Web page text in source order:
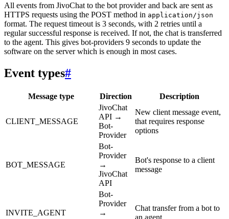
All events from JivoChat to the bot provider and back are sent as
HTTPS requests using the POST method in application/json
format. The request timeout is 3 seconds, with 2 retries until a
regular successful response is received. If not, the chat is transferred
to the agent. This gives bot-providers 9 seconds to update the
software on the server which is enough in most cases.
Event types#
Message type Direction Description
CLIENT_MESSAGE
JivoChat
API →
Bot-
Provider
New client message event,
that requires response
options
BOT_MESSAGE
Bot-
Provider
→
JivoChat
API
Bot's response to a client
message
INVITE_AGENT
Bot-
Provider
→
Chat transfer from a bot to
an agent